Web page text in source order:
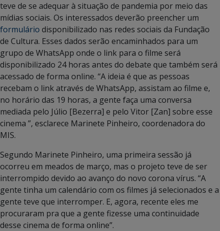
teve de se adequar à situação de pandemia por meio das
mídias sociais. Os interessados deverão preencher um
formulário disponibilizado nas redes sociais da Fundação
de Cultura. Esses dados serão encaminhados para um
grupo de WhatsApp onde o link para o filme será
disponibilizado 24 horas antes do debate que também será
acessado de forma online. “A ideia é que as pessoas
recebam o link através de WhatsApp, assistam ao filme e,
no horário das 19 horas, a gente faça uma conversa
mediada pelo Júlio [Bezerra] e pelo Vitor [Zan] sobre esse
cinema ”, esclarece Marinete Pinheiro, coordenadora do
MIS.
Segundo Marinete Pinheiro, uma primeira sessão já
ocorreu em meados de março, mas o projeto teve de ser
interrompido devido ao avanço do novo corona vírus. “A
gente tinha um calendário com os filmes já selecionados e a
gente teve que interromper. E, agora, recente eles me
procuraram pra que a gente fizesse uma continuidade
desse cinema de forma online”.